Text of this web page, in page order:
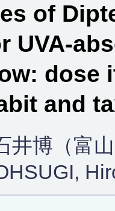
of
UVA-
dose
and
井博（富